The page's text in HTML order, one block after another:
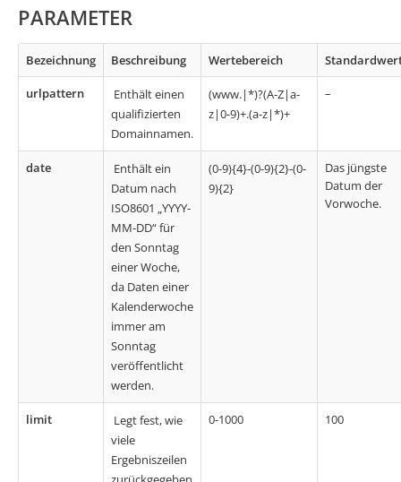
PARAMETER
Bezeichnung Beschreibung Wertebereich
urlpattern
Enthält einen
qualifizierten
Domainnamen.
(www.|*)?(A-Z|a-
z|0-9)+.(a-z|*)+
–
date
Enthält ein
Datum nach
ISO8601 „YYYY-
MM-DD“ für
den Sonntag
einer Woche,
da Daten einer
Kalenderwoche
immer am
Sonntag
veröffentlicht
werden.
(0-9){4}-(0-9){2}-(0-
9){2}
Das jüngste
Datum der
Vorwoche.
limit
Legt fest, wie
viele
Ergebniszeilen
0-1000 100